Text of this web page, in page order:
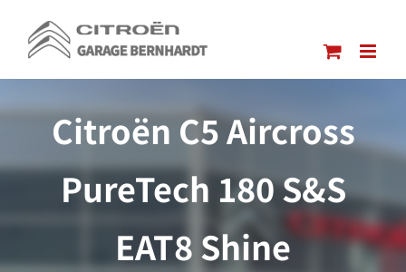
contenu
Citroën C5 Aircross
PureTech 180 S&S
EAT8 Shine